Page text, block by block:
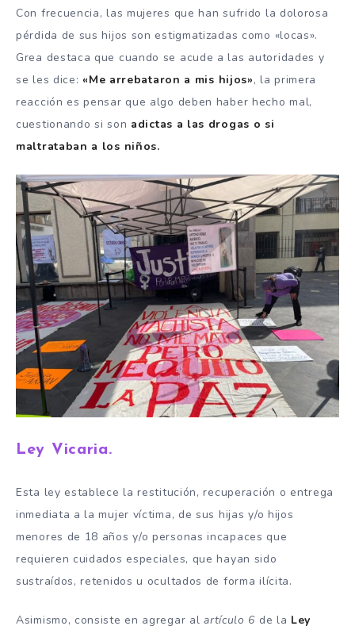
Con frecuencia, las mujeres que han sufrido la dolorosa
pérdida de sus hijos son estigmatizadas como «locas».
Grea destaca que cuando se acude a las autoridades y
se les dice:«Me arrebataron a mis hijos», la primera
reacción es pensar que algo deben haber hecho mal,
cuestionando si son adictas a las drogas o si
maltrataban a los niños.
Ley Vicaria.
Esta ley establece la restitución, recuperación o entrega
inmediata a la mujer víctima, de sus hijas y/o hijos
menores de 18 años y/o personas incapaces que
requieren cuidados especiales, que hayan sido
sustraídos, retenidos u ocultados de forma ilícita.
Asimismo, consiste en agregar alartículo 6 de la Ley